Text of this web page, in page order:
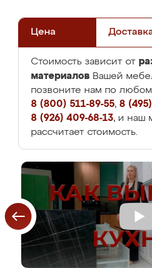
Цена
Стоимость зависит от
материалов Вашей
позвоните нам по
8 (800) 511-89-55, 8
8 (926) 409-68-13, и наш
рассчитает стоимость.